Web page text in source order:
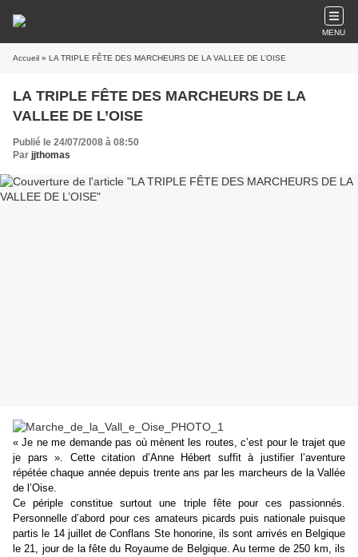
MENU
Accueil » LA TRIPLE FÊTE DES MARCHEURS DE LA VALLEE DE L’OISE
LA TRIPLE FÊTE DES MARCHEURS DE LA
VALLEE DE L’OISE
Publié le 24/07/2008 à 08:50
Par jjthomas
« Je ne me demande pas où mènent les routes, c’est pour le trajet que
je pars ». Cette citation d’Anne Hébert suffit à justifier l’aventure
répétée chaque année depuis trente ans par les marcheurs de la Vallée
de l’Oise.
Ce périple constitue surtout une triple fête pour ces passionnés.
Personnelle d’abord pour ces amateurs picards puis nationale puisque
partis le 14 juillet de Conflans Ste honorine, ils sont arrivés en Belgique
le 21, jour de la fête du Royaume de Belgique. Au terme de 250 km, ils